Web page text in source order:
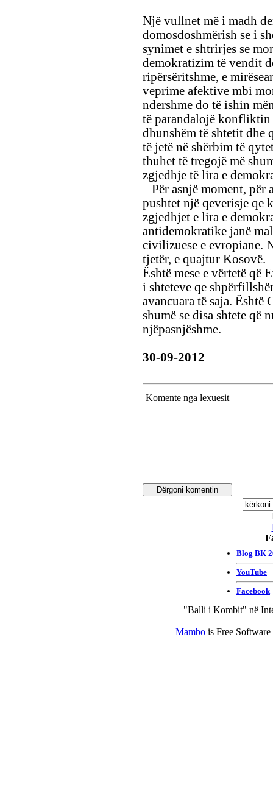
Një vullnet më i madh
domosdoshmërish se i
synimet e shtrirjes se
demokratizim të vendit
ripërsëritshme, e
veprime afektive mbi
ndershme do të ishin
të parandalojë konfliktin
dhunshëm të shtetit dhe
të jetë në shërbim të
thuhet të tregojë më
zgjedhje të lira e
Për asnjë moment, për
pushtet një qeverisje qe
zgjedhjet e lira e
antidemokratike janë
civilizuese e evropiane.
tjetër, e quajtur Kosovë.
Është mese e vërtetë
i shteteve qe
avancuara të saja.
shumë se disa shtete që
njëpasnjëshme.
30-09-2012
Komente nga lexuesit
"Balli i Kombit" në
Mambois Free Software